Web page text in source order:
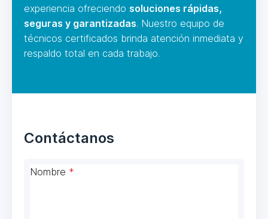
experiencia ofreciendo soluciones rápidas,
seguras y garantizadas. Nuestro equipo de
técnicos certificados brinda atención inmediata y
respaldo total en cada trabajo.
Contáctanos
Nombre *